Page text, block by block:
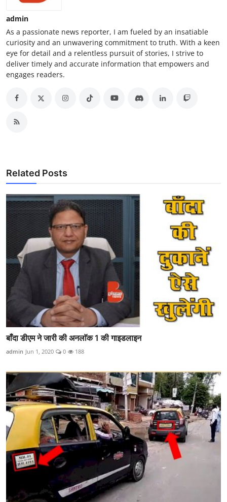
admin
As a passionate news reporter, I am fueled by an insatiable
curiosity and an unwavering commitment to truth. With a keen
eye for detail and a relentless pursuit of stories, I strive to
deliver timely and accurate information that empowers and
engages readers.
Related Posts
बाँदा डीएम ने जारी की अनलाॅक 1 की गाइडलाइन
admin Jun 1, 2020 0 188